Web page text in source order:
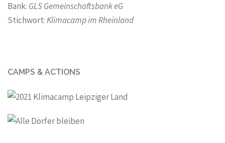
Bank: GLS Gemeinschaftsbank eG
Stichwort:Klimacamp im Rheinland
CAMPS & ACTIONS